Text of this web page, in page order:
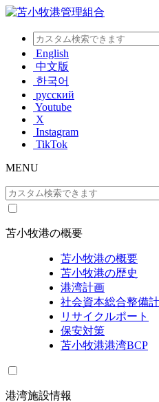
English
中文版
한국어
русский
Youtube
X
Instagram
TikTok
MENU
苫小牧港の概要
苫小牧港の概要
苫小牧港の歴史
港湾計画
社会資本総合整備
リサイクルポート
保安対策
苫小牧港港湾BCP
港湾施設情報